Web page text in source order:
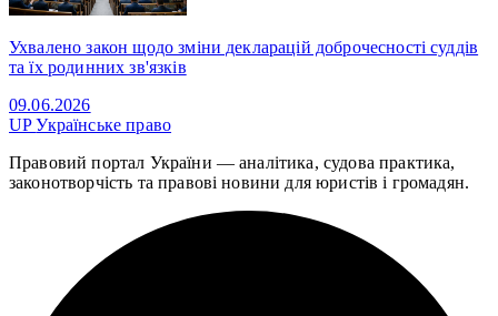
Ухвалено закон щодо зміни декларацій доброчесності суддів
та їх родинних зв'язків
09.06.2026
UPУкраїнське право
Правовий портал України — аналітика, судова практика,
законотворчість та правові новини для юристів і громадян.